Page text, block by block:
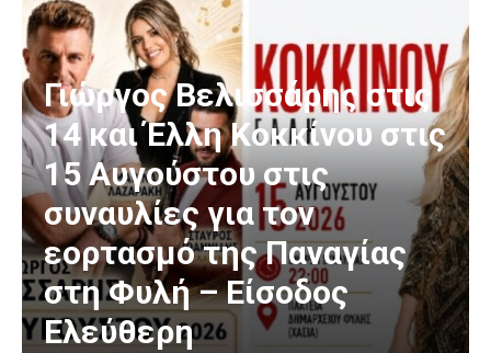
Γιώργος Βελισσάρης στις
14 και Έλλη Κοκκίνου στις
15 Αυγούστου στις
συναυλίες για τον
εορτασμό της Παναγίας
στη Φυλή – Είσοδος
Ελεύθερη